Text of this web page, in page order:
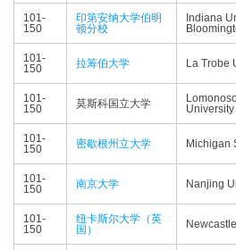
101-
150
印第安纳大学伯明
顿分校
Indiana
101-
150
拉筹伯大学 La Trobe
101-
150
莫斯科国立大学
University
101-
150
密歇根州立大学 Michigan
101-
150
南京大学 Nanjing
101-
150
纽卡斯尔大学（英
国）